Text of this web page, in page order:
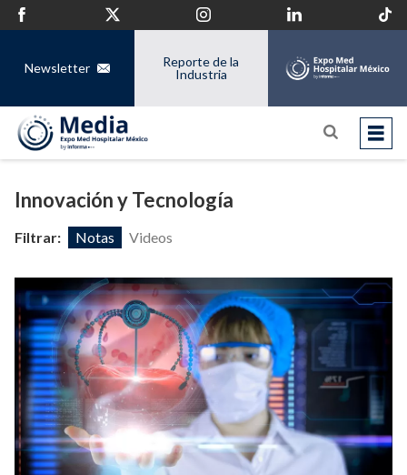
Newsletter
Reporte de la
Industria
Innovación y Tecnología
Filtrar: Notas Videos